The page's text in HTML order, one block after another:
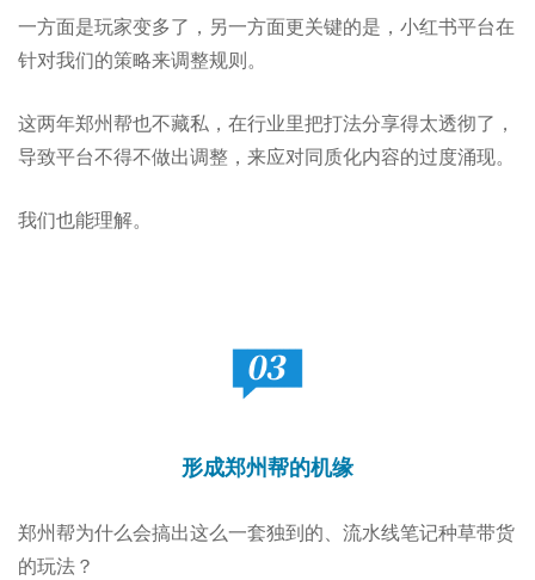
一方面是玩家变多了，另一方面更关键的是，小红书平台在
针对我们的策略来调整规则。
这两年郑州帮也不藏私，在行业里把打法分享得太透彻了，
导致平台不得不做出调整，来应对同质化内容的过度涌现。
我们也能理解。
形成郑州帮的机缘
郑州帮为什么会搞出这么一套独到的、流水线笔记种草带货
的玩法？